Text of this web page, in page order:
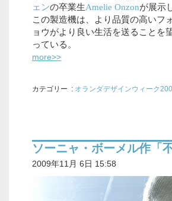
ェンの卒業生Amelie Onzonが展示
この製造機は、より品質の高いフ
ョウがより良い生活を送ることを
っている。
more>>
カテゴリー : オランダデザインウィーク
ソーニャ・ボーメル作「
2009年11月 6日 15:58